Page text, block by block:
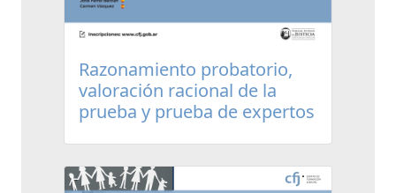
Razonamiento probatorio,
valoración racional de la
prueba y prueba de expertos